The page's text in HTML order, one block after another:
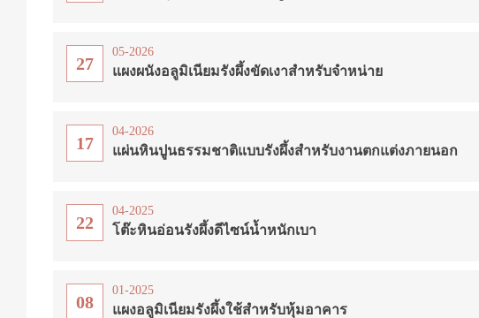
27
05-2026
แผงผนังอลูมิเนียมรังผึ้งขัดเงาสำหรับจำหน่าย
17
04-2026
แผ่นหินปูนธรรมชาติแบบรังผึ้งสำหรับงานตกแต่งภายนอก
22
04-2025
โต๊ะหินอ่อนรังผึ้งดีไซน์น้ำหนักเบา
08
01-2025
แผงอลูมิเนียมรังผึ้งใช้สำหรับหุ้มอาคาร